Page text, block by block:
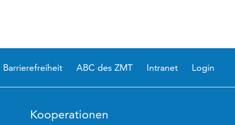
Barrierefreiheit ABC des ZMT Intranet Login
Kooperationen